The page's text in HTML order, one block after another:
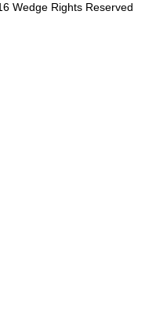
Wedge Rights Reserved